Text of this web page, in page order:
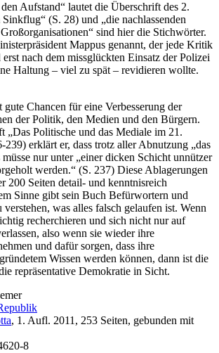
Aufstand“ lautet die Überschrift des 2.
(S. 28) und „die nachlassenden
sind hier die Stichwörter.
Mappus genannt, der jede Kritik
nach dem missglückten Einsatz der Polizei
Haltung – viel zu spät – revidieren wollte.
gute Chancen für eine Verbesserung der
der Politik, den Medien und den Bürgern.
„Das Politische und das Mediale im 21.
239) erklärt er, dass trotz aller Abnutzung „das
müsse nur unter „einer dicken Schicht unnützer
werden.“ (S. 237) Diese Ablagerungen
200 Seiten detail- und kenntnisreich
Sinne gibt sein Buch Befürwortern und
was alles falsch gelaufen ist. Wenn
recherchieren und sich nicht nur auf
also wenn sie wieder ihre
und dafür sorgen, dass ihre
Wissen werden können, dann ist die
repräsentative Demokratie in Sicht.
, 1. Aufl. 2011, 253 Seiten, gebunden mit
8